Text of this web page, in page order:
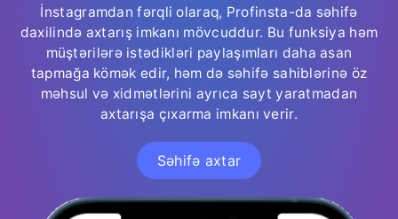
İnstagramdan fərqli olaraq, Profinsta-da səhifə
daxilində axtarış imkanı mövcuddur. Bu funksiya həm
müştərilərə istədikləri paylaşımları daha asan
tapmağa kömək edir, həm də səhifə sahiblərinə öz
məhsul və xidmətlərini ayrıca sayt yaratmadan
axtarışa çıxarma imkanı verir.
Səhifə axtar